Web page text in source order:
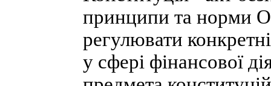
принципи та норми
регулювати
у сфері фінансової